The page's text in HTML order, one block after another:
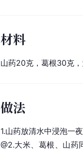
材料
山药20克， 葛根30克
做法
1.山药放清水中浸泡一
@2.大米、葛根、山药